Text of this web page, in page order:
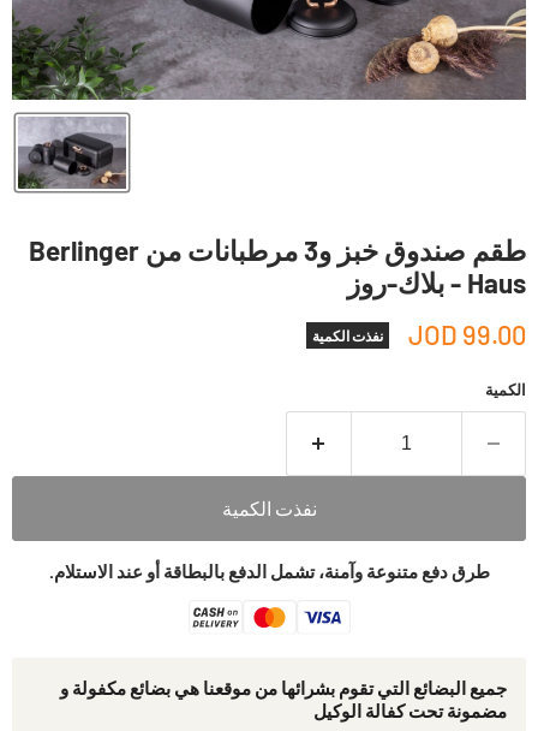
طقم صندوق خبز و3 مرطبانات من Berlinger
Haus - بلاك-روز
99.00 JOD نفذت الكمية
الكمية
نفذت الكمية
طرق دفع متنوعة وآمنة، تشمل الدفع بالبطاقة أو عند الاستلام.
جمیع البضائع التي تقوم بشرائھا من موقعنا ھي بضائع مكفولة و
مضمونة تحت كفالة الوكيل